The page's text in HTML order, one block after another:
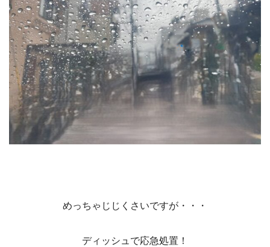
めっちゃじじくさいですが・・・
ディッシュで応急処置！